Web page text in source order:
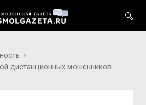
дистанционных мошенников